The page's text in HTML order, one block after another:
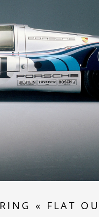
« FLAT